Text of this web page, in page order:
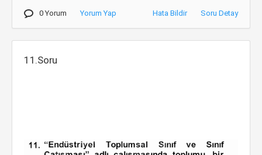
0 Yorum Yorum Yap Hata Bildir Soru Detay
11.Soru